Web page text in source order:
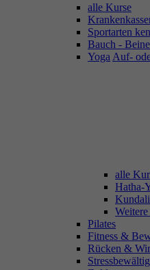
alle Kurse
Sportarten
Bauch -
Yoga Auf-
alle
Hatha-
Pilates
Fitness &
Rücken &